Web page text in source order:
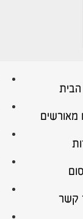
מאורשים
קשר